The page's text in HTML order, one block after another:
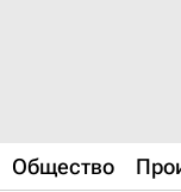
Общество